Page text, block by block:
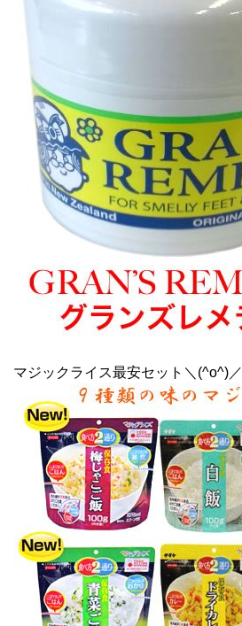
マジックライス最安セット＼(^o^)／